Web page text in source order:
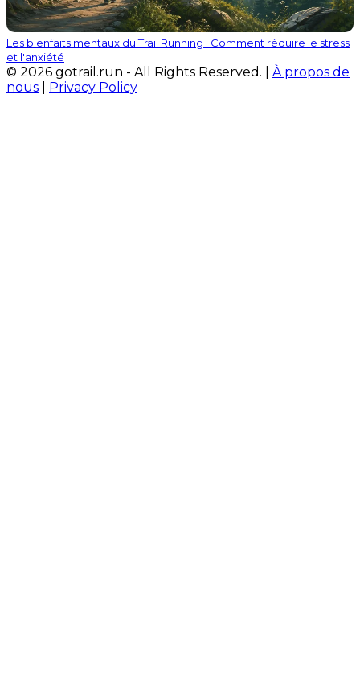
Les bienfaits mentaux du Trail Running : Comment réduire le stress
et l'anxiété
© 2026 gotrail.run - All Rights Reserved. | À propos de
nous
Privacy Policy